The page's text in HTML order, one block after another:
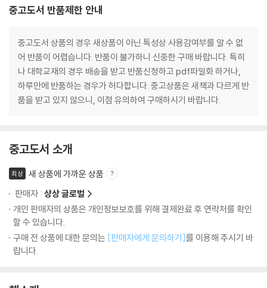
중고도서 반품제한 안내
중고도서 상품의 경우 새상품이 아닌 특성상 사용감여부를 알 수 없
어 반품이 어렵습니다. 반품이 불가하니 신중한 구매 바랍니다. 특히
나 대학교재의 경우 배송을 받고 반품신청하고 pdf파일화 하거나,
하루만에 반품하는 경우가 허다합니다. 중고상품은 새책과 다르게 반
품을 받고 있지 않으니, 이점 유의하여 구매하시기 바랍니다.
중고도서 소개
최상
새 상품에 가까운 상품
판매자 : 상상 글로벌
개인 판매자의 상품은 개인정보보호를 위해 결제완료 후 연락처를 확인
할 수 있습니다.
구매 전 상품에 대한 문의는 [판매자에게 문의하기]를 이용해 주시기 바
랍니다.